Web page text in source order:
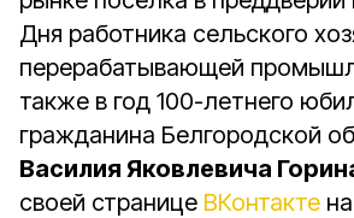
Дня работника сельского
перерабатывающей
также в год 100-летнего
гражданина Белгородской
Василия Яковлевича
своей странице ВКонтакте